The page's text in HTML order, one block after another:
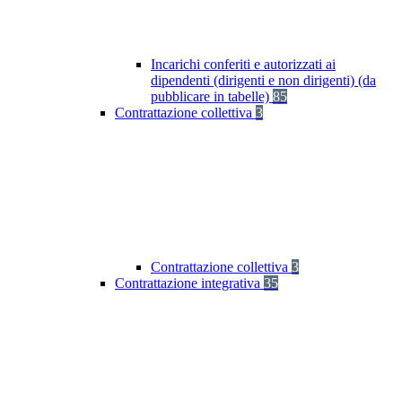
Incarichi conferiti e autorizzati ai
dipendenti (dirigenti e non dirigenti) (da
pubblicare in tabelle) 85
Contrattazione collettiva 3
Contrattazione collettiva 3
Contrattazione integrativa 35